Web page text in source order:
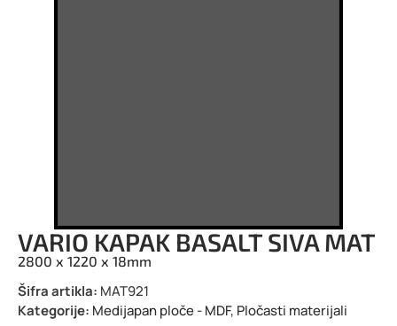
VARIO KAPAK BASALT SIVA MAT
2800 x 1220 x 18mm
Šifra artikla: MAT921
Kategorije: Medijapan ploče - MDF, Pločasti materijali